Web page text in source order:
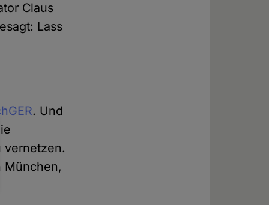
Claus
Lass
. Und
vernetzen.
München,